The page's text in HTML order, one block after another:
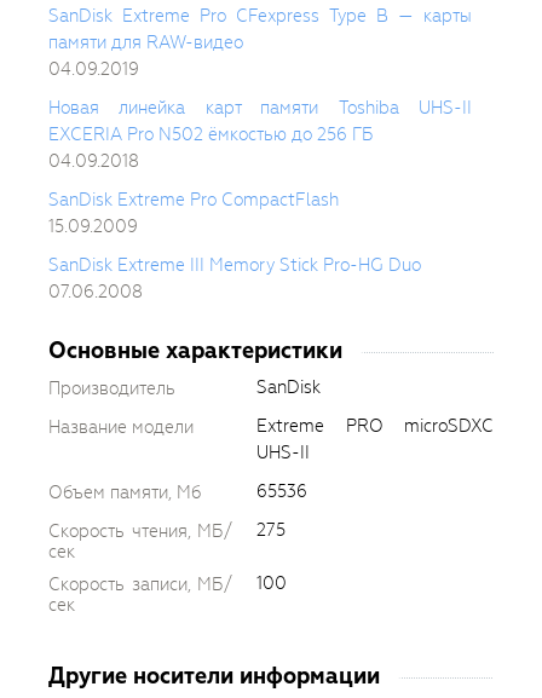
SanDisk Extreme Pro CFexpress Type B — карты
памяти для RAW-видео
04.09.2019
Новая линейка карт памяти Toshiba UHS-II
EXCERIA Pro N502 ёмкостью до 256 ГБ
04.09.2018
SanDisk Extreme Pro CompactFlash
15.09.2009
SanDisk Extreme III Memory Stick Pro-HG Duo
07.06.2008
Основные характеристики
Производитель
SanDisk
Название модели
Extreme PRO microSDXC
UHS-II
Объем памяти, Мб
65536
Скорость чтения, МБ/
сек
275
Скорость записи, МБ/
сек
100
Другие носители информации